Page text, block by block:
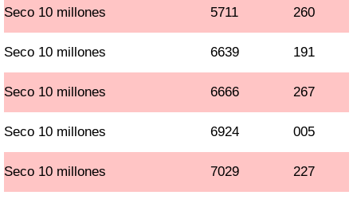
Seco 10 millones 5711 260
Seco 10 millones 6639 191
Seco 10 millones 6666 267
Seco 10 millones 6924 005
Seco 10 millones 7029 227